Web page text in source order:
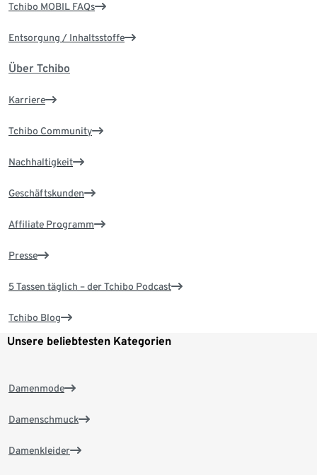
Tchibo MOBIL FAQs
Entsorgung / Inhaltsstoffe
Über Tchibo
Karriere
Tchibo Community
Nachhaltigkeit
Geschäftskunden
Affiliate Programm
Presse
5 Tassen täglich – der Tchibo Podcast
Tchibo Blog
Unsere beliebtesten Kategorien
Damenmode
Damenschmuck
Damenkleider